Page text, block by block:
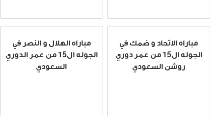
مباراه الاتحاد و ضمك في
الجوله ال15 من عمر دوري
روشن السعودي
مباراه الهلال و النصر في
الجوله ال15 من عمر الدوري
السعودي